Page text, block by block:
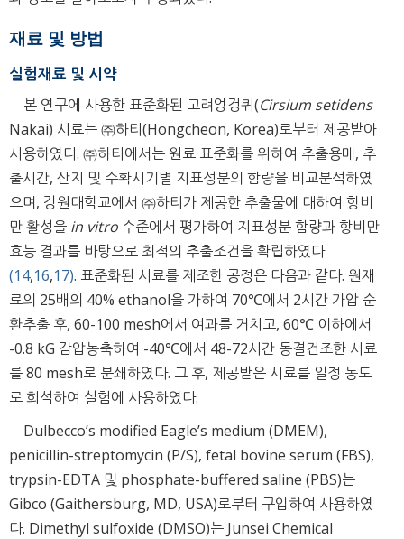
재료 및 방법
실험재료 및 시약
본 연구에 사용한 표준화된 고려엉겅퀴(Cirsium setidens
Nakai) 시료는 ㈜하티(Hongcheon, Korea)로부터 제공받아
사용하였다. ㈜하티에서는 원료 표준화를 위하여 추출용매, 추
출시간, 산지 및 수확시기별 지표성분의 함량을 비교분석하였
으며, 강원대학교에서 ㈜하티가 제공한 추출물에 대하여 항비
만 활성을 in vitro 수준에서 평가하여 지표성분 함량과 항비만
효능 결과를 바탕으로 최적의 추출조건을 확립하였다
(14,16,17). 표준화된 시료를 제조한 공정은 다음과 같다. 원재
료의 25배의 40% ethanol을 가하여 70℃에서 2시간 가압 순
환추출 후, 60-100 mesh에서 여과를 거치고, 60℃ 이하에서
-0.8 kG 감압농축하여 -40℃에서 48-72시간 동결건조한 시료
를 80 mesh로 분쇄하였다. 그 후, 제공받은 시료를 일정 농도
로 희석하여 실험에 사용하였다.
Dulbecco’s modified Eagle’s medium (DMEM),
penicillin-streptomycin (P/S), fetal bovine serum (FBS),
trypsin-EDTA 및 phosphate-buffered saline (PBS)는
Gibco (Gaithersburg, MD, USA)로부터 구입하여 사용하였
다. Dimethyl sulfoxide (DMSO)는 Junsei Chemical